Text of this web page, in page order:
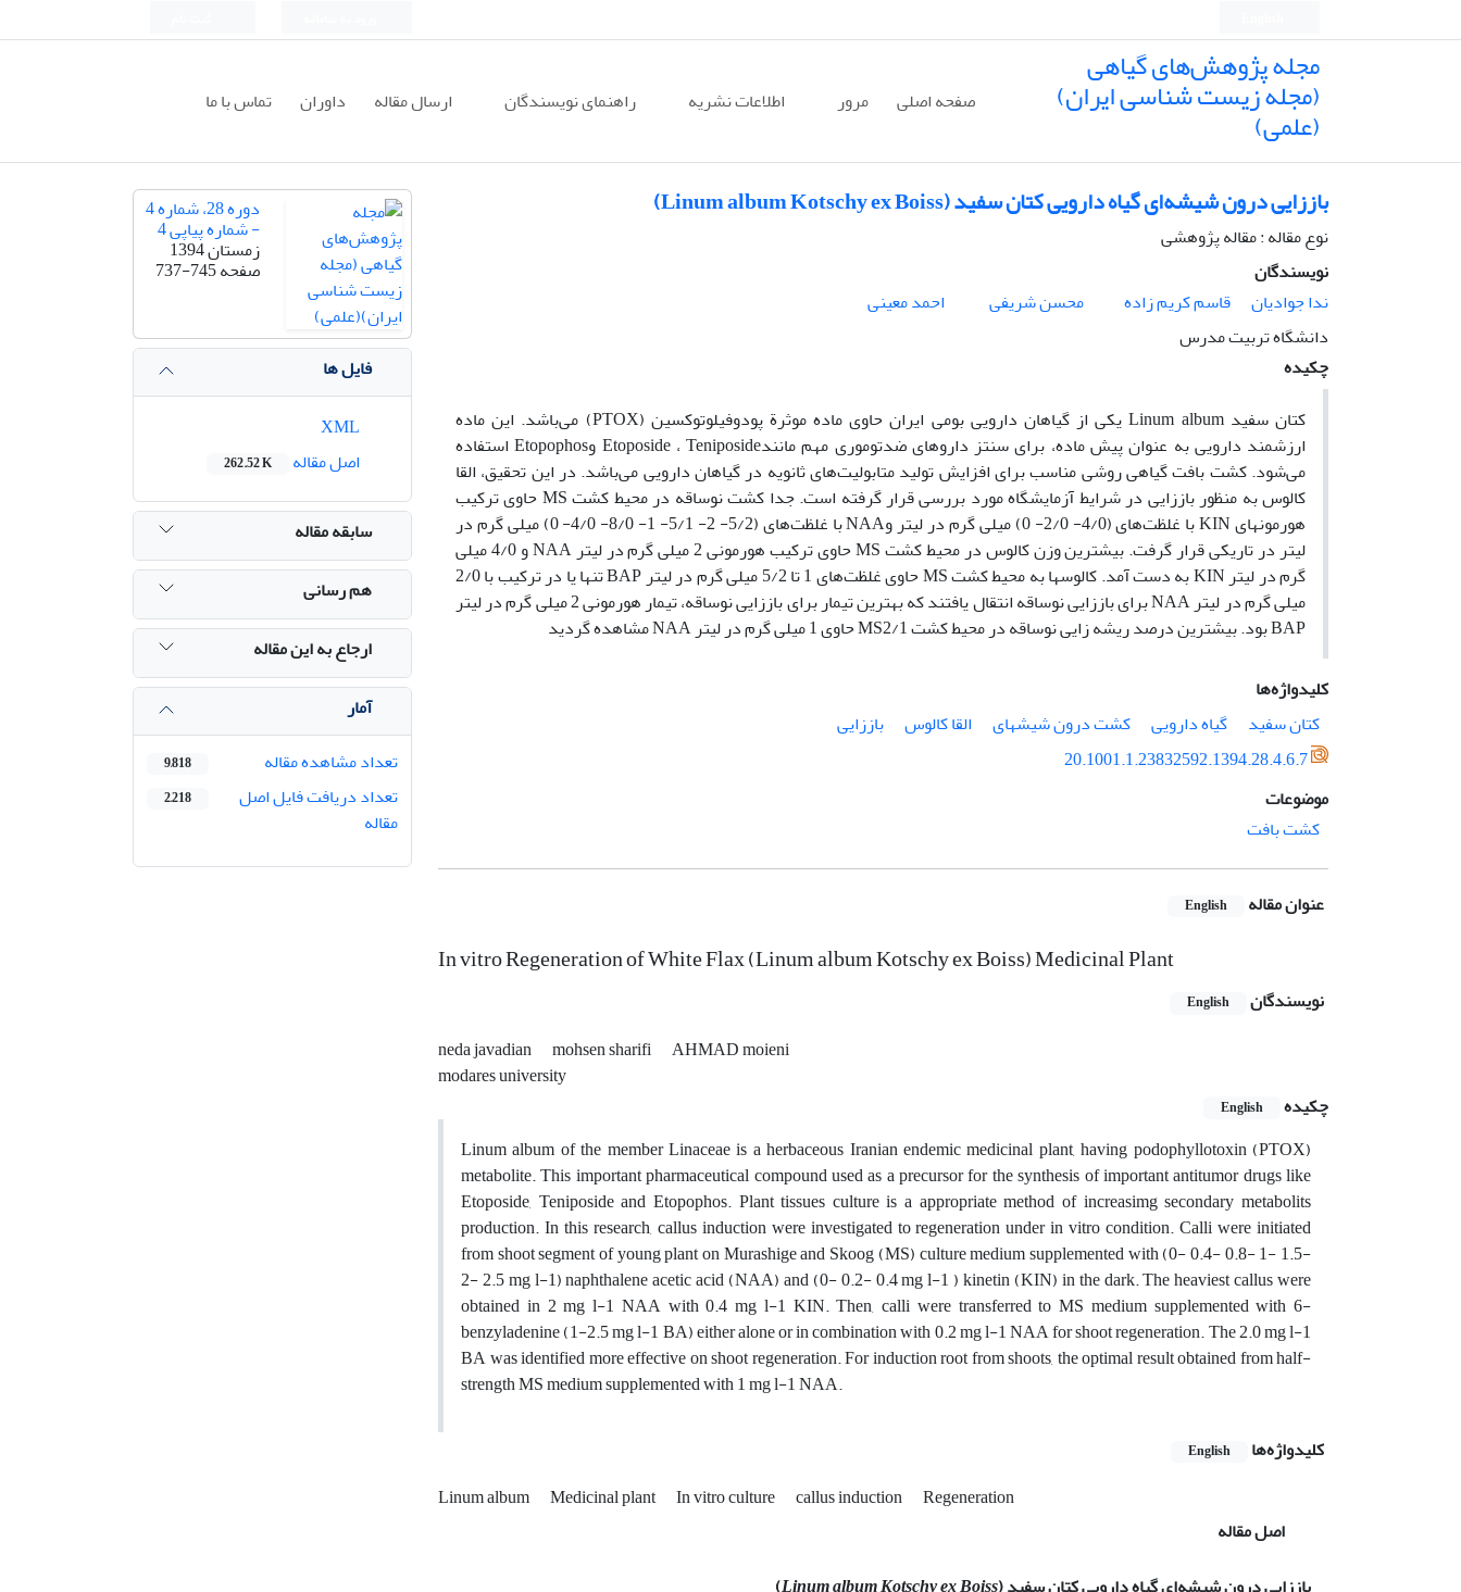
مجله پژوهش‌های گیاهی
(مجله زیست شناسی ایران)
(علمی) صفحه اصلی مرور اطلاعات نشریه راهنمای نویسندگان ارسال مقاله داوران تماس با ما
باززایی درون شیشه‌ای گیاه دارویی کتان سفید (Linum album Kotschy ex Boiss)
نوع مقاله : مقاله پژوهشی
نویسندگان
ندا جوادیان
قاسم کریم زاده محسن شریفی
احمد معینی
دانشگاه تربیت مدرس
چکیده
کتان سفید Linum album یکی از گیاهان دارویی بومی ایران حاوی ماده موثرة پودوفیلوتوکسین (PTOX) می‌باشد. این ماده
ارزشمند دارویی به عنوان پیش ماده، برای سنتز داروهای ضدتوموری مهم مانندEtoposide ، Teniposide وEtopophos استفاده
می‌شود. کشت بافت گیاهی روشی مناسب برای افزایش تولید متابولیت‌های ثانویه در گیاهان دارویی می‌باشد. در این تحقیق، القا
کالوس به منظور باززایی در شرایط آزمایشگاه مورد بررسی قرار گرفته است. جدا کشت نوساقه در محیط کشت MS حاوی ترکیب
هورمون‏های KIN با غلظت‏‌های (4/0- 2/0- 0) میلی گرم در لیتر وNAA با غلظت‌های‏ (5/2- 2- 5/1- 1- 8/0- 4/0- 0) میلی گرم در
لیتر در تاریکی قرار گرفت. بیشترین وزن کالوس در محیط کشت MS حاوی ترکیب هورمونی 2 میلی گرم در لیتر NAA و 4/0 میلی
گرم در لیتر KIN به دست آمد. کالوس‏ها به محیط کشت MS حاوی غلظت‌های 1 تا 5/2‏ میلی گرم در لیتر BAP تنها یا در ترکیب با 2/0
میلی گرم در لیتر NAA برای باززایی نوساقه انتقال یافتند که بهترین تیمار برای باززایی نوساقه، تیمار هورمونی 2 میلی گرم در لیتر
BAP بود. بیشترین درصد ریشه زایی نوساقه در محیط کشت MS2/1 حاوی 1 میلی گرم در لیتر NAA مشاهده گردید
کلیدواژه‌ها
کتان سفید
گیاه دارویی کشت درون شیشه‏ای القا کالوس
باززایی
20.1001.1.23832592.1394.28.4.6.7
موضوعات
کشت بافت
عنوان مقاله English
In vitro Regeneration of White Flax (Linum album Kotschy ex Boiss) Medicinal Plant
نویسندگان English
neda javadian mohsen sharifi
AHMAD moieni
modares university
چکیده
English
Linum album of the member Linaceae is a herbaceous Iranian endemic medicinal plant, having podophyllotoxin (PTOX)
metabolite. This important pharmaceutical compound used as a precursor for the synthesis of important antitumor drugs like
Etoposide, Teniposide and Etopophos. Plant tissues culture is a appropriate method of increasimg secondary metabolits
production. In this research, callus induction were investigated to regeneration under in vitro condition. Calli were initiated
from shoot segment of young plant on Murashige and Skoog (MS) culture medium supplemented with (0- 0.4- 0.8- 1- 1.5-
2- 2.5 mg l-1) naphthalene acetic acid (NAA) and (0- 0.2- 0.4 mg l-1 ) kinetin (KIN) in the dark. The heaviest callus were
obtained in 2 mg l-1 NAA with 0.4 mg l-1 KIN. Then, calli were transferred to MS medium supplemented with 6-
benzyladenine (1-2.5 mg l-1 BA) either alone or in combination with 0.2 mg l-1 NAA for shoot regeneration. The 2.0 mg l-1
BA was identified more effective on shoot regeneration. For induction root from shoots, the optimal result obtained from half-
strength MS medium supplemented with 1 mg l-1 NAA.
کلیدواژه‌ها
English
Linum album Medicinal plant In vitro culture callus induction
Regeneration
اصل مقاله
دوره 28، شماره 4
- شماره پیاپی 4
زمستان 1394
صفحه737-745
فایل ها
اصل مقاله
262.52 K
سابقه مقاله
هم رسانی
ارجاع به این مقاله
آمار
تعداد مشاهده مقاله
9,818
تعداد دریافت فایل اصل
مقاله
2,218